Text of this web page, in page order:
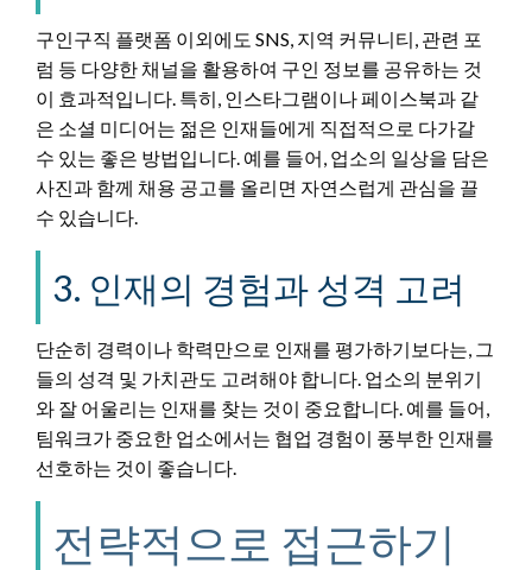
구인구직 플랫폼 이외에도 SNS, 지역 커뮤니티, 관련 포
럼 등 다양한 채널을 활용하여 구인 정보를 공유하는 것
이 효과적입니다. 특히, 인스타그램이나 페이스북과 같
은 소셜 미디어는 젊은 인재들에게 직접적으로 다가갈
수 있는 좋은 방법입니다. 예를 들어, 업소의 일상을 담은
사진과 함께 채용 공고를 올리면 자연스럽게 관심을 끌
수 있습니다.
3. 인재의 경험과 성격 고려
단순히 경력이나 학력만으로 인재를 평가하기보다는, 그
들의 성격 및 가치관도 고려해야 합니다. 업소의 분위기
와 잘 어울리는 인재를 찾는 것이 중요합니다. 예를 들어,
팀워크가 중요한 업소에서는 협업 경험이 풍부한 인재를
선호하는 것이 좋습니다.
전략적으로 접근하기